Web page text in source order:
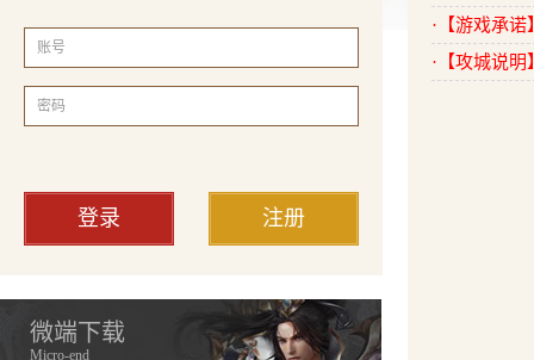
·【游戏承
·【攻城说
账号
密码
注册
登录
微端下载
Micro-end